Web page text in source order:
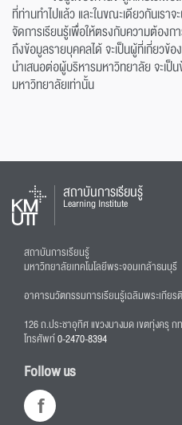
ที่ท่านทำไปแล้ว และในขณะเดียวกันเร
จัดการเรียนรู้เพื่อให้ตรงกับความต้องก
ถึงข้อมูลรายบุคคลได้ จะเป็นผู้ที่เกี่ยว
นำเสนอต่อผู้บริหารมหาวิทยาลัย จะเ
มหาวิทยาลัยเท่านั้น
สถาบันการเรียนรู้
Learning Institute
สถาบันการเรียนรู้
มหาวิทยาลัยเทคโนโลยีพระจอมเกล้าธนบุรี
อาคารนวัตกรรมการเรียนรู้เฉลิมพระเกีย
126 ถ.ประชาอุทิศ แขวงบางมด เขตทุ่งครุ ก
โทรศัพท์0-2470-8394
Follow us